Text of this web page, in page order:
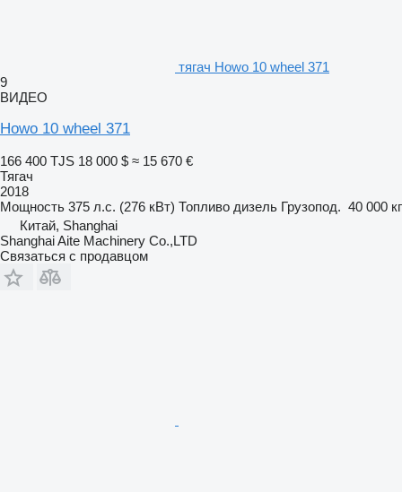
тягач Howo 10 wheel 371
9
ВИДЕО
Howo 10 wheel 371
166 400 TJS 18 000 $ ≈ 15 670 €
Тягач
2018
Мощность 375 л.с. (276 кВт) Топливо дизель Грузопод. 40 000 кг
Китай, Shanghai
Shanghai Aite Machinery Co.,LTD
Связаться с продавцом